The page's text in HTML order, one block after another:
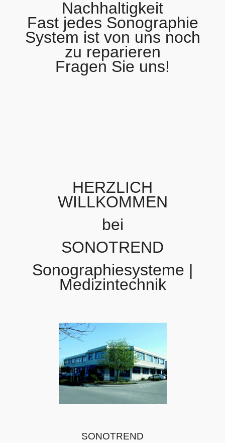
Nachhaltigkeit
Fast jedes Sonographie
System ist von uns noch
zu reparieren
Fragen Sie uns!
HERZLICH
WILLKOMMEN
bei
SONOTREND
Sonographiesysteme |
Medizintechnik
SONOTREND